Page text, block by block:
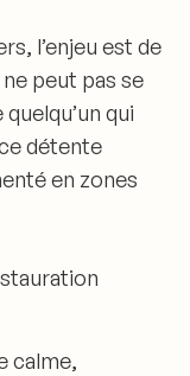
l’enjeu est de
peut pas se
qui
détente
en zones
calme,